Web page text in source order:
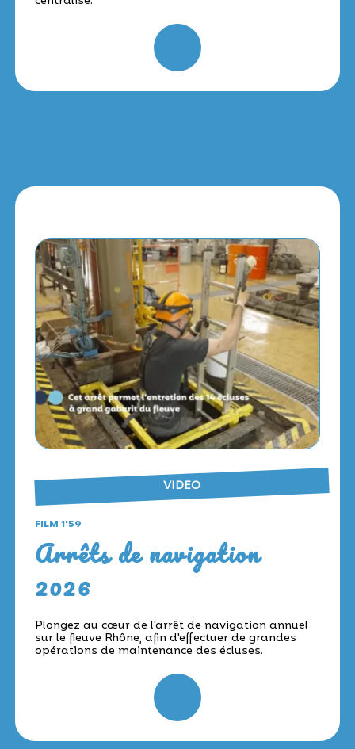
VIDEO
FILM 1'59
Arrêts de navigation
2026
Plongez au cœur de l'arrêt de navigation annuel
sur le fleuve Rhône, afin d'effectuer de grandes
opérations de maintenance des écluses.